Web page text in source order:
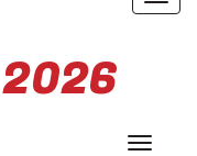
Toggle